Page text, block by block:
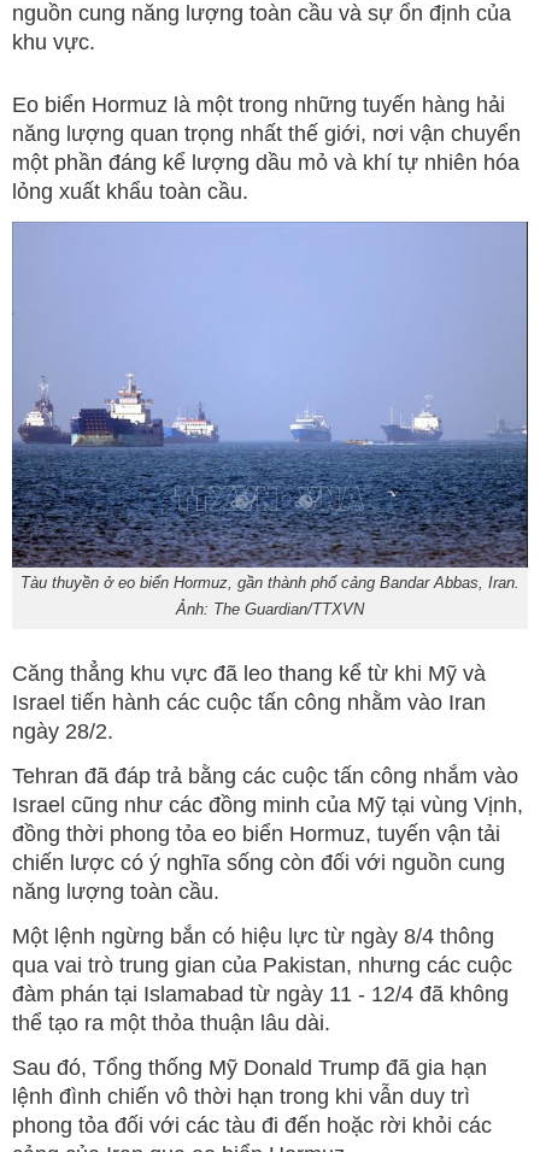
nguồn cung năng lượng toàn cầu và sự ổn định của
khu vực.
Eo biển Hormuz là một trong những tuyến hàng hải
năng lượng quan trọng nhất thế giới, nơi vận chuyển
một phần đáng kể lượng dầu mỏ và khí tự nhiên hóa
lỏng xuất khẩu toàn cầu.
Tàu thuyền ở eo biển Hormuz, gần thành phố cảng Bandar Abbas, Iran.
Ảnh: The Guardian/TTXVN
Căng thẳng khu vực đã leo thang kể từ khi Mỹ và
Israel tiến hành các cuộc tấn công nhằm vào Iran
ngày 28/2.
Tehran đã đáp trả bằng các cuộc tấn công nhắm vào
Israel cũng như các đồng minh của Mỹ tại vùng Vịnh,
đồng thời phong tỏa eo biển Hormuz, tuyến vận tải
chiến lược có ý nghĩa sống còn đối với nguồn cung
năng lượng toàn cầu.
Một lệnh ngừng bắn có hiệu lực từ ngày 8/4 thông
qua vai trò trung gian của Pakistan, nhưng các cuộc
đàm phán tại Islamabad từ ngày 11 - 12/4 đã không
thể tạo ra một thỏa thuận lâu dài.
Sau đó, Tổng thống Mỹ Donald Trump đã gia hạn
lệnh đình chiến vô thời hạn trong khi vẫn duy trì
phong tỏa đối với các tàu đi đến hoặc rời khỏi các